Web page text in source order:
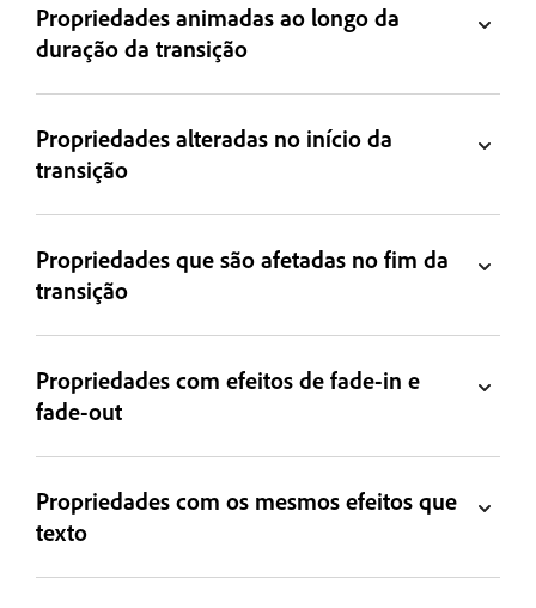
Propriedades animadas ao longo da
duração da transição
Propriedades alteradas no início da
transição
Propriedades que são afetadas no fim da
transição
Propriedades com efeitos de fade-in e
fade-out
Propriedades com os mesmos efeitos que
texto